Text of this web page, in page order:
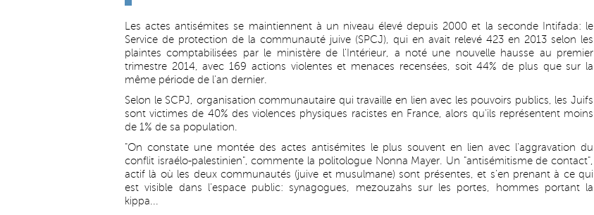
Les actes antisémites se maintiennent à un niveau élevé depuis 2000 et la seconde Intifada: le
Service de protection de la communauté juive (SPCJ), qui en avait relevé 423 en 2013 selon les
plaintes comptabilisées par le ministère de l'Intérieur, a noté une nouvelle hausse au premier
trimestre 2014, avec 169 actions violentes et menaces recensées, soit 44% de plus que sur la
même période de l'an dernier.
Selon le SCPJ, organisation communautaire qui travaille en lien avec les pouvoirs publics, les Juifs
sont victimes de 40% des violences physiques racistes en France, alors qu'ils représentent moins
de 1% de sa population.
"On constate une montée des actes antisémites le plus souvent en lien avec l'aggravation du
conflit israélo-palestinien", commente la politologue Nonna Mayer. Un "antisémitisme de contact",
actif là où les deux communautés (juive et musulmane) sont présentes, et s'en prenant à ce qui
est visible dans l'espace public: synagogues, mezouzahs sur les portes, hommes portant la
kippa...